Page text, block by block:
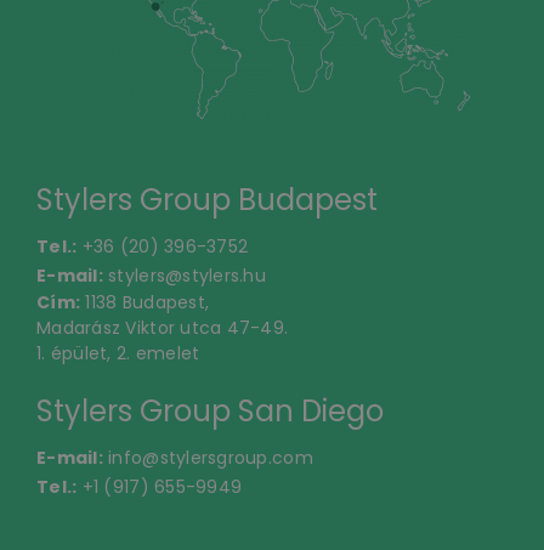
Stylers Group Budapest
Tel.: +36 (20) 396-3752
E-mail: stylers@stylers.hu
Cím: 1138 Budapest,
Madarász Viktor utca 47-49.
1. épület, 2. emelet
Stylers Group San Diego
E-mail: info@stylersgroup.com
Tel.: +1 (917) 655-9949